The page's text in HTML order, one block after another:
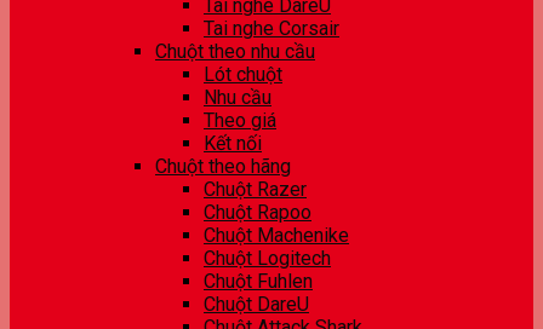
Tai nghe DareU
Tai nghe Corsair
Chuột theo nhu cầu
Lót chuột
Nhu cầu
Theo giá
Kết nối
Chuột theo hãng
Chuột Razer
Chuột Rapoo
Chuột Machenike
Chuột Logitech
Chuột Fuhlen
Chuột DareU